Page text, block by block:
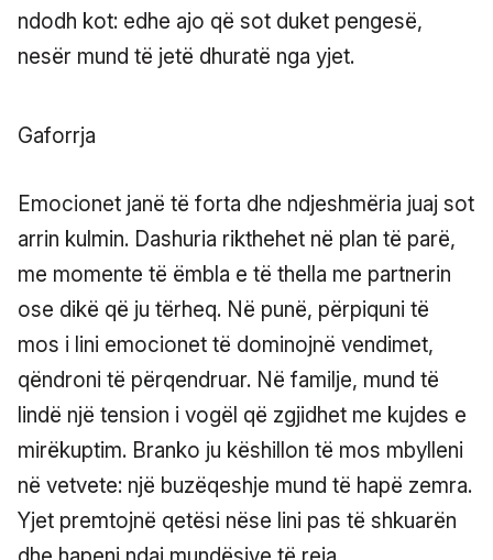
ndodh kot: edhe ajo që sot duket pengesë,
nesër mund të jetë dhuratë nga yjet.
Gaforrja
Emocionet janë të forta dhe ndjeshmëria juaj sot
arrin kulmin. Dashuria rikthehet në plan të parë,
me momente të ëmbla e të thella me partnerin
ose dikë që ju tërheq. Në punë, përpiquni të
mos i lini emocionet të dominojnë vendimet,
qëndroni të përqendruar. Në familje, mund të
lindë një tension i vogël që zgjidhet me kujdes e
mirëkuptim. Branko ju këshillon të mos mbylleni
në vetvete: një buzëqeshje mund të hapë zemra.
Yjet premtojnë qetësi nëse lini pas të shkuarën